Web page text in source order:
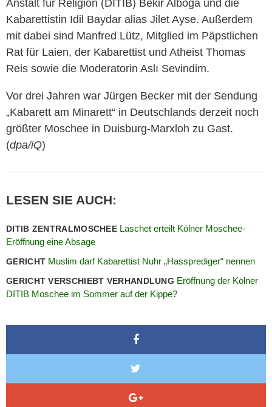
Anstalt für Religion (DITIB) Bekir Alboğa und die
Kabarettistin Idil Baydar alias Jilet Ayse. Außerdem
mit dabei sind Manfred Lütz, Mitglied im Päpstlichen
Rat für Laien, der Kabarettist und Atheist Thomas
Reis sowie die Moderatorin Aslı Sevindim.
Vor drei Jahren war Jürgen Becker mit der Sendung
„Kabarett am Minarett“ in Deutschlands derzeit noch
größter Moschee in Duisburg-Marxloh zu Gast.
(dpa/iQ)
LESEN SIE AUCH:
DITIB ZENTRALMOSCHEE Laschet erteilt Kölner Moschee-
Eröffnung eine Absage
GERICHT Muslim darf Kabarettist Nuhr „Hassprediger“ nennen
GERICHT VERSCHIEBT VERHANDLUNG Eröffnung der Kölner
DITIB Moschee im Sommer auf der Kippe?